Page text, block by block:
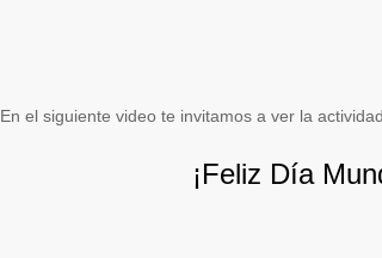
En el siguiente video te invitamos a ver la
¡Feliz Día Mundial